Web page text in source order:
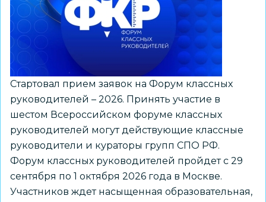
Д.
Ушинского
состоялся
городской
открытый
форум
молодых
педагогов
Стартовал прием заявок на Форум классных
руководителей – 2026. Принять участие в
шестом Всероссийском форуме классных
руководителей могут действующие классные
руководители и кураторы групп СПО РФ.
Форум классных руководителей пройдет с 29
сентября по 1 октября 2026 года в Москве.
Участников ждет насыщенная образовательная,